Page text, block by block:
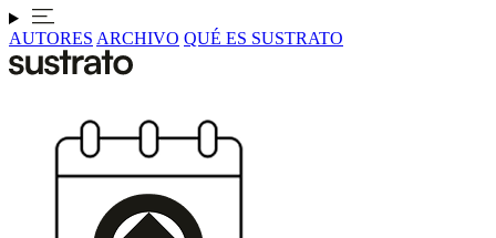
AUTORES ARCHIVO QUÉ ES SUSTRATO